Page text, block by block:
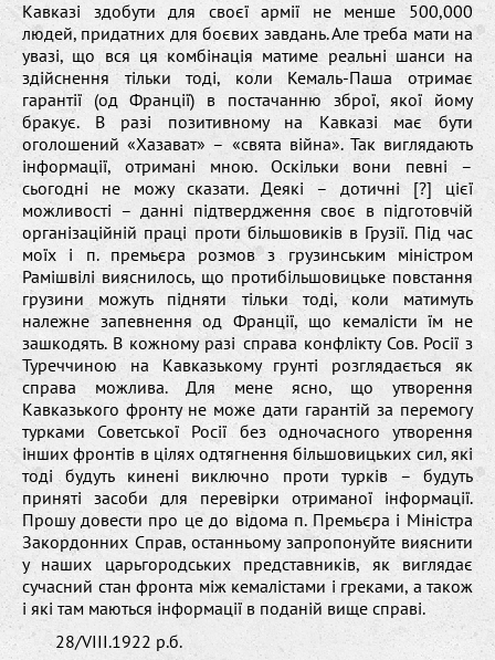
Кавказі здобути для своєї армії не менше 500,000
людей, придатних для боєвих завдань. Але треба мати на
увазі, що вся ця комбінація матиме реальні шанси на
здійснення тільки тоді, коли Кемаль-Паша отримає
гарантії (од Франції) в постачанню зброї, якої йому
бракує. В разі позитивному на Кавказі має бути
оголошений «Хазават» – «свята війна». Так виглядають
інформації, отримані мною. Оскільки вони певні –
сьогодні не можу сказати. Деякі – дотичні [?] цієї
можливості – данні підтвердження своє в підготовчій
організаційній праці проти більшовиків в Грузії. Під час
моїх і п. премьєра розмов з грузинським міністром
Рамішвілі вияснилось, що протибільшовицьке повстання
грузини можуть підняти тільки тоді, коли матимуть
належне запевнення од Франції, що кемалісти їм не
зашкодять. В кожному разі справа конфлікту Сов. Росії з
Туреччиною на Кавказькому грунті розглядається як
справа можлива. Для мене ясно, що утворення
Кавказького фронту не може дати гарантій за перемогу
турками Советської Росії без одночасного утворення
інших фронтів в цілях одтягнення більшовицьких сил, які
тоді будуть кинені виключно проти турків – будуть
приняті засоби для перевірки отриманої інформації.
Прошу довести про це до відома п. Премьєра і Міністра
Закордонних Справ, останньому запропонуйте вияснити
у наших царьгородських представників, як виглядає
сучасний стан фронта між кемалістами і греками, а також
і які там маються інформації в поданій вище справі.
28/VIII.1922 р.б.